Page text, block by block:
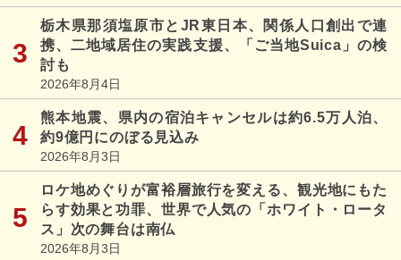
栃木県那須塩原市とJR東日本、関係人口創出で連
携、二地域居住の実践支援、「ご当地Suica」の検
討も
2026年8月4日
熊本地震、県内の宿泊キャンセルは約6.5万人泊、
約9億円にのぼる見込み
2026年8月3日
ロケ地めぐりが富裕層旅行を変える、観光地にもた
らす効果と功罪、世界で人気の「ホワイト・ロータ
ス」次の舞台は南仏
2026年8月3日